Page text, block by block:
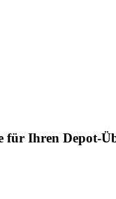
für Ihren Depot-